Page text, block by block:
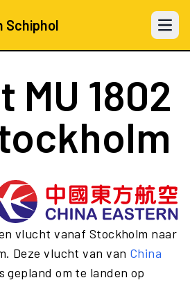
Schiphol Open
MU 1802
vlucht vanaf Stockholm naar
Deze vlucht van van China
gepland om te landen op